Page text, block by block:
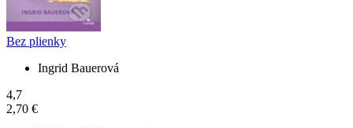
Bez plienky
Ingrid Bauerová
4,7
2,70 €